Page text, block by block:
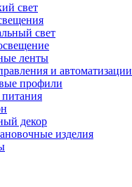
свет
свет
ленты
и автоматизации
профили
декор
изделия